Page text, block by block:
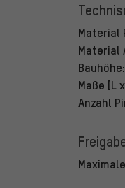
Material
Material
Bauhöhe:
Maße [L
Anzahl